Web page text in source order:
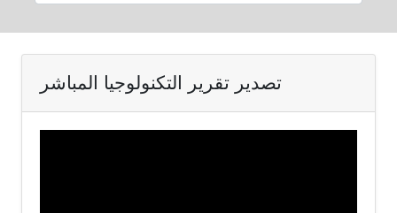
تصدير تقرير التكنولوجيا المباشر